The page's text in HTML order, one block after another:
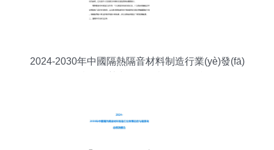
2024-2030年中國隔熱隔音材料制造行業(yè)發(fā)